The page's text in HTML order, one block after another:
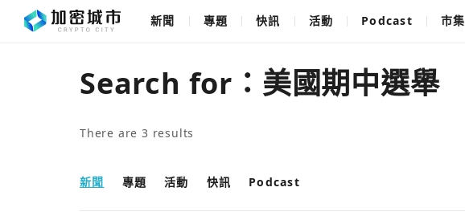
新聞 專題 快訊 活動 Podcast 市集
Search for： 美國期中選舉
There are 3 results
新聞 專題 活動 快訊 Podcast